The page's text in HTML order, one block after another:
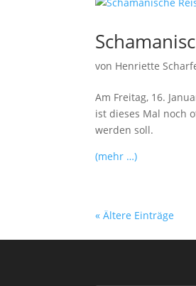
von Henriette
Am Freitag, 16.
ist dieses Mal noch
werden soll.
(mehr …)
« Ältere Einträge